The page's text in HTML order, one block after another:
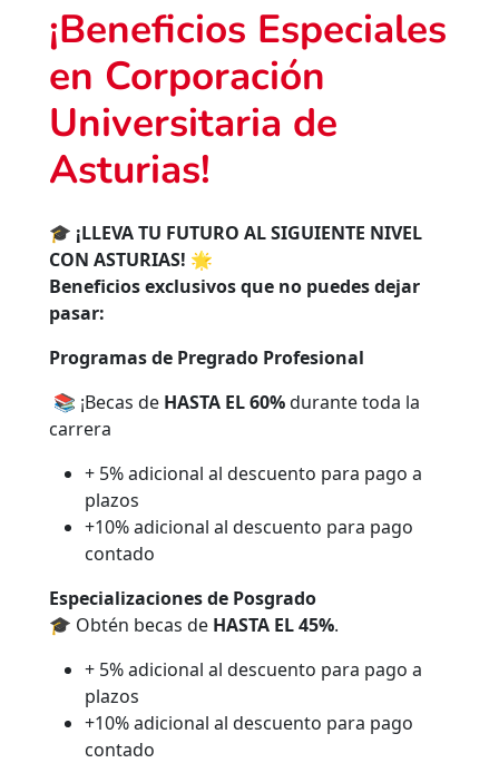
¡Beneficios Especiales
en Corporación
Universitaria de
Asturias!
🎓 ¡LLEVA TU FUTURO AL SIGUIENTE NIVEL
CON ASTURIAS! 🌟
Beneficios exclusivos que no puedes dejar
pasar:
Programas de Pregrado Profesional
📚 ¡Becas de HASTA EL 60%durante toda la
carrera
+ 5% adicional al descuento para pago a
plazos
+10% adicional al descuento para pago
contado
Especializaciones de Posgrado
🎓 Obtén becas de HASTA EL 45%.
+ 5% adicional al descuento para pago a
plazos
+10% adicional al descuento para pago
contado